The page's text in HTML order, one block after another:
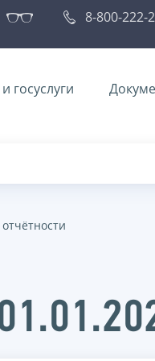
8-800-222-
госуслуги